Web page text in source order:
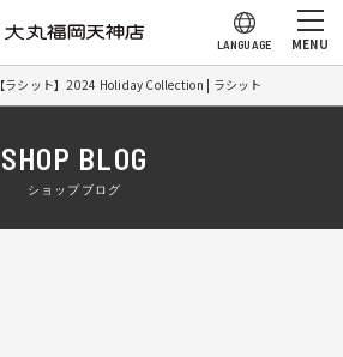
LANGUAGE MENU
【ラシット】2024 Holiday Collection | ラシット
SHOP BLOG
ショップブログ